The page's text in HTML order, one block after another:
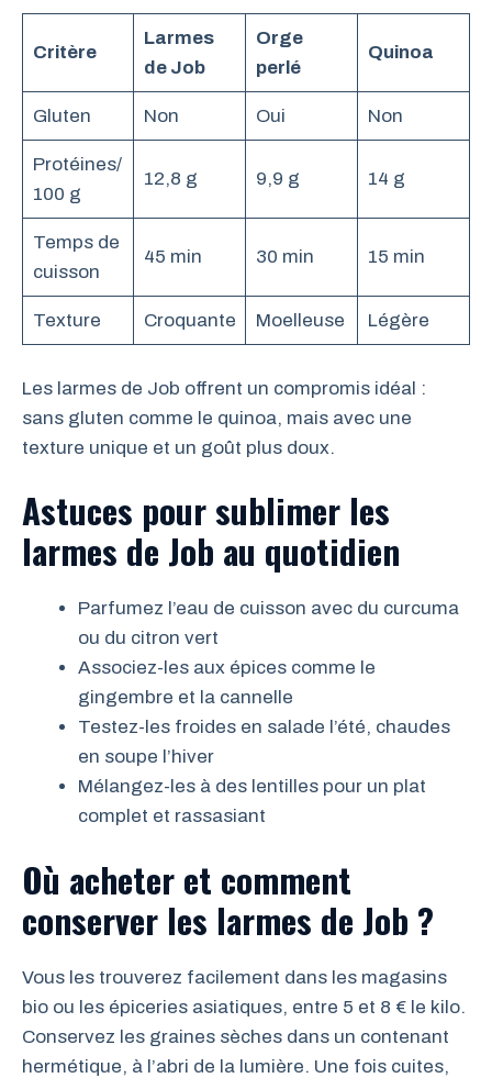
Critère
Larmes
de Job
Orge
perlé
Quinoa
Gluten Non Oui Non
Protéines/
100 g
12,8 g 9,9 g 14 g
Temps de
cuisson
45 min 30 min 15 min
Texture Croquante Moelleuse Légère
Les larmes de Job offrent un compromis idéal :
sans gluten comme le quinoa, mais avec une
texture unique et un goût plus doux.
Astuces pour sublimer les
larmes de Job au quotidien
Parfumez l’eau de cuisson avec du curcuma
ou du citron vert
Associez-les aux épices comme le
gingembre et la cannelle
Testez-les froides en salade l’été, chaudes
en soupe l’hiver
Mélangez-les à des lentilles pour un plat
complet et rassasiant
Où acheter et comment
conserver les larmes de Job ?
Vous les trouverez facilement dans les magasins
bio ou les épiceries asiatiques, entre 5 et 8 € le kilo.
Conservez les graines sèches dans un contenant
hermétique, à l’abri de la lumière. Une fois cuites,